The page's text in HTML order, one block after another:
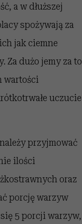
a w dłuższej
spożywają za
jak ciemne
Za dużo jemy za to
wartości
uczucie
przyjmować
ilości
oraz
porcję warzyw
5 porcji warzyw,